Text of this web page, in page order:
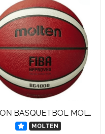
BALON BASQUETBOL MOLTEN BG4000
MOLTEN